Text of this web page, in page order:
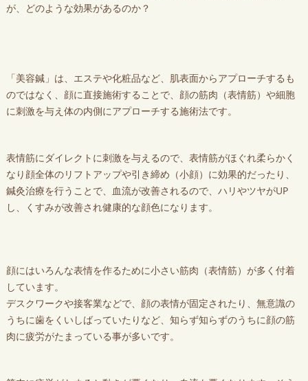
が、どのような効果があるのか？
「美容鍼」は、エステや化粧品など、肌表面からアプローチするも
のではなく、顔に直接施術することで、顔の筋肉（表情筋）や細胞
に刺激を与え体の内側にアプローチする施術法です。
表情筋にダイレクトに刺激を与えるので、表情筋がほぐれ柔らかく
なり顔全体のリフトアップや引き締め（小顔）に効果的だったり、
鍼灸治療を行うことで、血流が改善されるので、ハリやツヤがUP
し、くすみが改善され健康的な顔色になります。
顔にはいろんな表情を作るために小さい筋肉（表情筋）が多く付着
しています。
デスクワークや接客業などで、顔の表情が固定されたり、無意識の
うちに歯をくいしばっていたりなど、知らず知らずのうちに顔の筋
肉に疲労がたまっている事が多いです。